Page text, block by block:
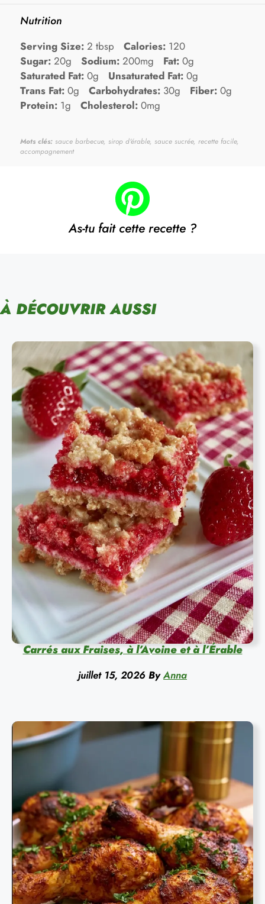
Nutrition
Serving Size: 2 tbsp Calories: 120
Sugar: 20g Sodium: 200mg Fat: 0g
Saturated Fat: 0g Unsaturated Fat: 0g
Trans Fat: 0g Carbohydrates: 30g Fiber: 0g
Protein: 1g Cholesterol: 0mg
Mots clés: sauce barbecue, sirop d'érable, sauce sucrée, recette facile,
accompagnement
As-tu fait cette recette ?
À DÉCOUVRIR AUSSI
Carrés aux Fraises, à l’Avoine et à l’Érable
juillet 15, 2026 By Anna